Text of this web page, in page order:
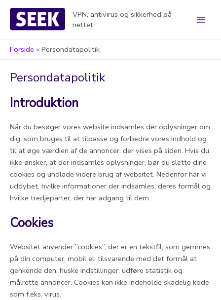
indholdet
VPN, antivirus og sikkerhed på
nettet
Forside Persondatapolitik
Persondatapolitik
Introduktion
Når du besøger vores website indsamles der oplysninger om
dig, som bruges til at tilpasse og forbedre vores indhold og
til at øge værdien af de annoncer, der vises på siden. Hvis du
ikke ønsker, at der indsamles oplysninger, bør du slette dine
cookies og undlade videre brug af websitet. Nedenfor har vi
uddybet, hvilke informationer der indsamles, deres formål og
hvilke tredjeparter, der har adgang til dem.
Cookies
Websitet anvender ”cookies”, der er en tekstfil, som gemmes
på din computer, mobil el. tilsvarende med det formål at
genkende den, huske indstillinger, udføre statistik og
målrette annoncer. Cookies kan ikke indeholde skadelig kode
som f.eks. virus.